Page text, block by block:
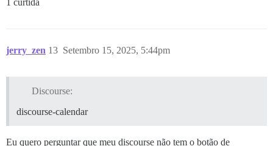
1 curtida
jerry_zen Setembro 15, 2025, 5:44pm
13
Discourse:
discourse-calendar
Eu quero perguntar que meu discourse não tem o botão de